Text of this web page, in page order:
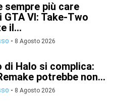
sempre più care
GTA VI: Take-Two
il...
- 8 Agosto 2026
di Halo si complica:
potrebbe non...
- 8 Agosto 2026